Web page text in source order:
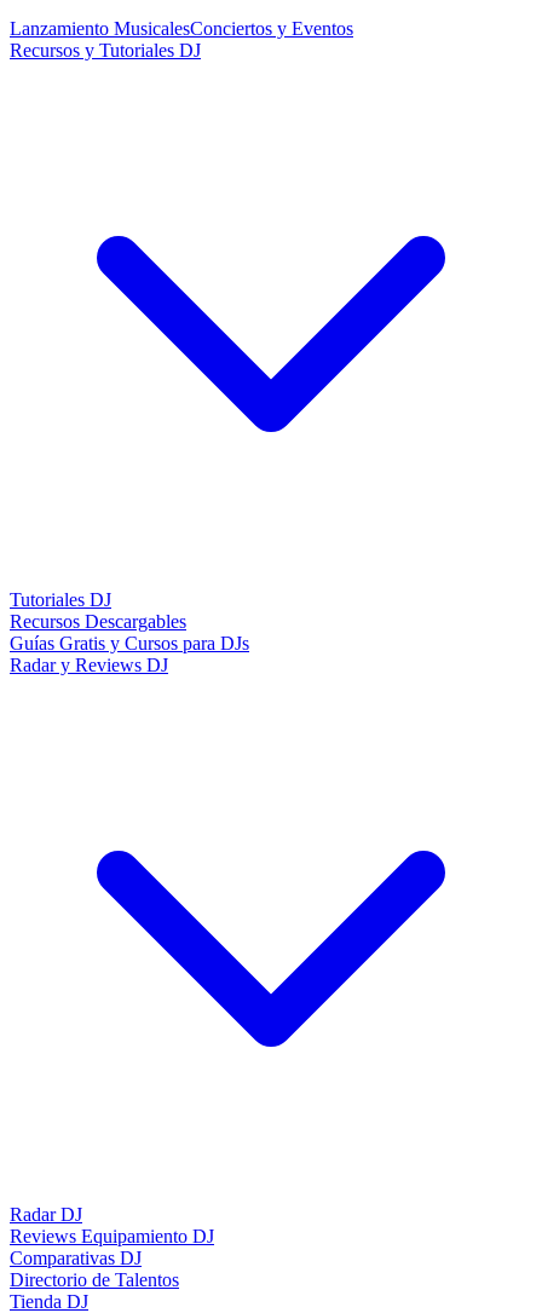
Lanzamiento MusicalesConciertos y Eventos
Recursos y Tutoriales DJ
Tutoriales DJ
Recursos Descargables
Guías Gratis y Cursos para DJs
Radar y Reviews DJ
Radar DJ
Reviews Equipamiento DJ
Comparativas DJ
Directorio de Talentos
Tienda DJ